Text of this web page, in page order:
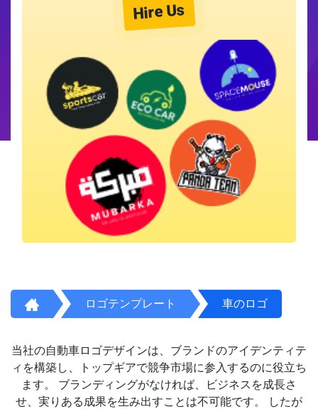
Hire Us
ロゴテンプレート 車のロゴ
当社の自動車ロゴデザインは、ブランドのアイデンティテ
ィを構築し、トップギアで競争市場に参入するのに役立ち
ます。 ブランディングがなければ、ビジネスを成長さ
せ、実りある成果を生み出すことは不可能です。 したが